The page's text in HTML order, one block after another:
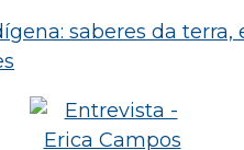
saberes da terra,